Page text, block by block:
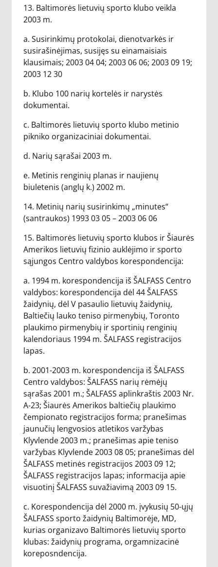
13. Baltimorės lietuvių sporto klubo veikla
2003 m.
a. Susirinkimų protokolai, dienotvarkės ir
susirašinėjimas, susijęs su einamaisiais
klausimais; 2003 04 04; 2003 06 06; 2003 09 19;
2003 12 30
b. Klubo 100 narių kortelės ir narystės
dokumentai.
c. Baltimorės lietuvių sporto klubo metinio
pikniko organizaciniai dokumentai.
d. Narių sąrašai 2003 m.
e. Metinis renginių planas ir naujienų
biuletenis (anglų k.) 2002 m.
14. Metinių narių susirinkimų „minutes“
(santraukos) 1993 03 05 – 2003 06 06
15. Baltimorės lietuvių sporto klubos ir Šiaurės
Amerikos lietuvių fizinio auklėjimo ir sporto
sąjungos Centro valdybos korespondencija:
a. 1994 m. korespondencija iš ŠALFASS Centro
valdybos: korespondencija dėl 44 ŠALFASS
žaidynių, dėl V pasaulio lietuvių žaidynių,
Baltiečių lauko teniso pirmenybių, Toronto
plaukimo pirmenybių ir sportinių renginių
kalendoriaus 1994 m. ŠALFASS registracijos
lapas.
b. 2001-2003 m. korespondencija iš ŠALFASS
Centro valdybos: ŠALFASS narių rėmėjų
sąrašas 2001 m.; ŠALFASS aplinkraštis 2003 Nr.
A-23; Šiaurės Amerikos baltiečių plaukimo
čempionato registracijos forma; pranešimas
jaunučių lengvosios atletikos varžybas
Klyvlende 2003 m.; pranešimas apie teniso
varžybas Klyvlende 2003 08 05; pranešimas dėl
ŠALFASS metinės registracijos 2003 09 12;
ŠALFASS registracijos lapas; informacija apie
visuotinį ŠALFASS suvažiavimą 2003 09 15.
c. Korespondencija dėl 2000 m. įvykusių 50-ųjų
ŠALFASS sporto žaidynių Baltimorėje, MD,
kurias organizavo Baltimorės lietuvių sporto
klubas: žaidynių programa, orgamnizacinė
koreposndencija.